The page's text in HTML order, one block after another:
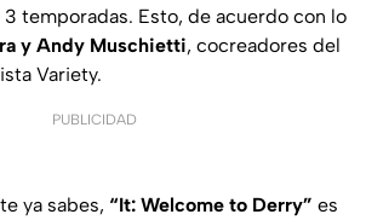
temporadas. Esto, de acuerdo con lo
y Andy Muschietti, cocreadores del
Variety.
PUBLICIDAD
ya sabes, “It: Welcome to Derry” es